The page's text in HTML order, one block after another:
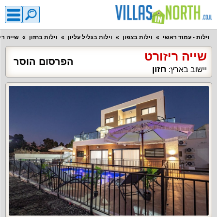
וילות - עמוד ראשי וילות בצפון וילות בגליל עליון וילות בחזון שייה
שייה ריזורט
יישוב בארץ: חזון
הפרסום הוסר